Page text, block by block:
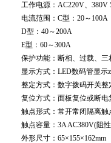
工作电源：AC220V、380V
电流范围：C型：20～100A
D型：40～200A
E型：60～300A
保护功能：断相、过载、
显示方式：LED数码管显示
整定方式：数字拨码开关
复位方式：面板复位或断
触点形式：常开常闭隔离
触点容量：3A AC380V(阻
外形尺寸：65×155×162mm